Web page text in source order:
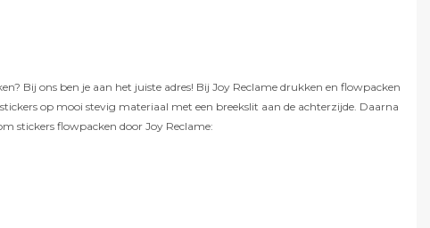
Bij ons ben je aan het juiste adres! Bij Joy Reclame drukken en flowpacken
op mooi stevig materiaal met een breekslit aan de achterzijde. Daarna
stickers flowpacken door Joy Reclame: